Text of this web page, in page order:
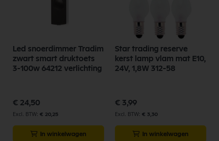
Led snoerdimmer Tradim
zwart smart druktoets
3-100w 64212 verlichting
€ 24,50
€ 20,25
In winkelwagen
Star trading reserve
kerst lamp vlam mat E10,
24V, 1,8W 312-58
€ 3,99
€ 3,30
In winkelwagen